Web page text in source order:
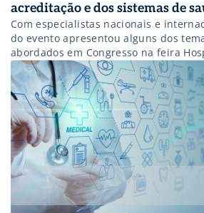
acreditação e dos sistemas de
Com especialistas nacionais e
do evento apresentou alguns dos
abordados em Congresso na feira